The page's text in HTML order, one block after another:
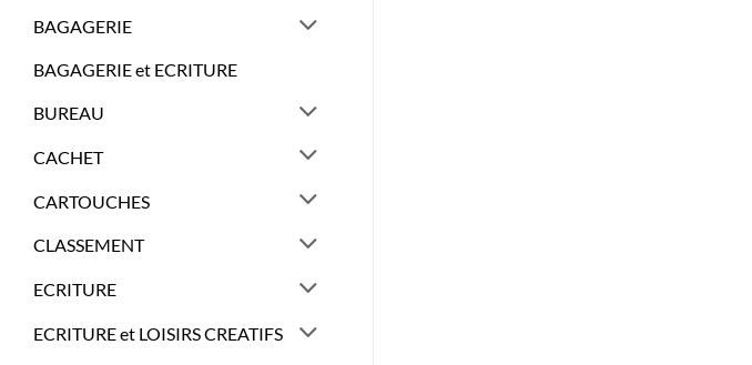
BAGAGERIE
BAGAGERIE et ECRITURE
BUREAU
CACHET
CARTOUCHES
CLASSEMENT
ECRITURE
ECRITURE et LOISIRS CREATIFS